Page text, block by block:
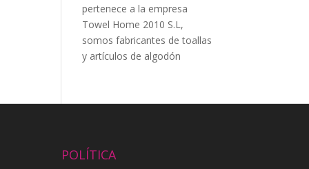
pertenece a la empresa
Towel Home 2010 S.L,
somos fabricantes de toallas
y artículos de algodón
POLÍTICA